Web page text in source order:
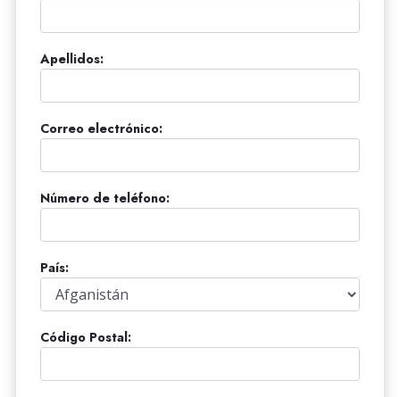
Apellidos:
Correo electrónico:
Número de teléfono:
País:
Código Postal: